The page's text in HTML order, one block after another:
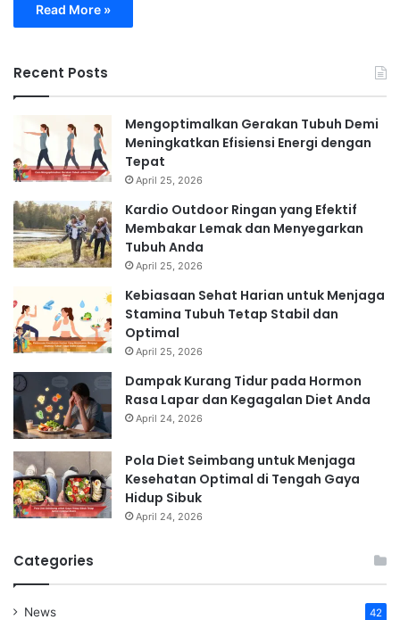
Read More »
Recent Posts
Mengoptimalkan Gerakan Tubuh Demi
Meningkatkan Efisiensi Energi dengan
Tepat
April 25, 2026
Kardio Outdoor Ringan yang Efektif
Membakar Lemak dan Menyegarkan
Tubuh Anda
April 25, 2026
Kebiasaan Sehat Harian untuk Menjaga
Stamina Tubuh Tetap Stabil dan
Optimal
April 25, 2026
Dampak Kurang Tidur pada Hormon
Rasa Lapar dan Kegagalan Diet Anda
April 24, 2026
Pola Diet Seimbang untuk Menjaga
Kesehatan Optimal di Tengah Gaya
Hidup Sibuk
April 24, 2026
Categories
News 42